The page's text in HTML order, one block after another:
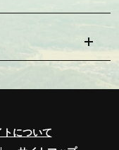
トについて